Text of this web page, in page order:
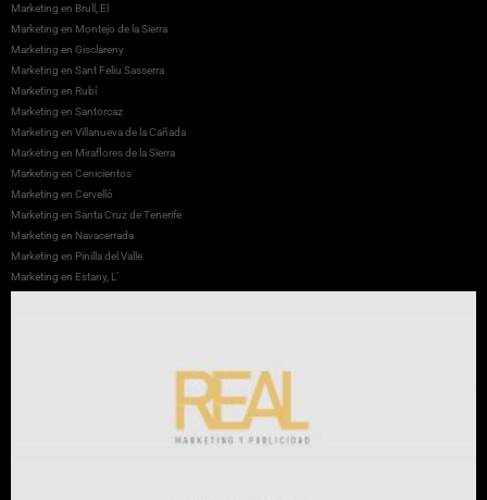
Marketing en Brull, El
Marketing en Montejo de la Sierra
Marketing en Gisclareny
Marketing en Sant Feliu Sasserra
Marketing en Rubí
Marketing en Santorcaz
Marketing en Villanueva de la Cañada
Marketing en Miraflores de la Sierra
Marketing en Cenicientos
Marketing en Cervelló
Marketing en Santa Cruz de Tenerife
Marketing en Navacerrada
Marketing en Pinilla del Valle
Marketing en Estany, L’